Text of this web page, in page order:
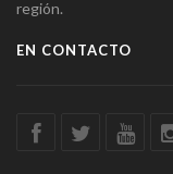
región.
EN CONTACTO